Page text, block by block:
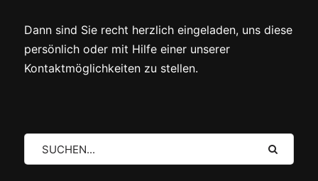
Dann sind Sie recht herzlich eingeladen, uns diese
persönlich oder mit Hilfe einer unserer
Kontaktmöglichkeiten zu stellen.
Suche